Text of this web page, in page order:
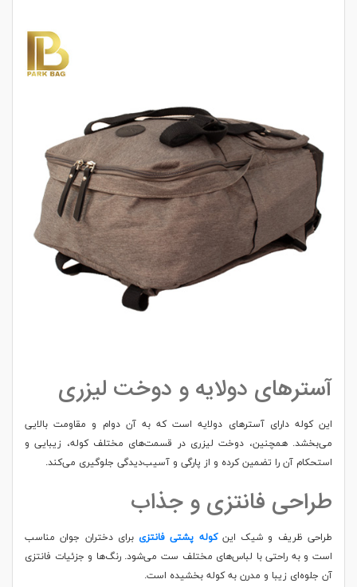
آسترهای دولایه و دوخت لیزری
این کوله دارای آسترهای دولایه است که به آن دوام و مقاومت بالایی
می‌بخشد. همچنین، دوخت لیزری در قسمت‌های مختلف کوله، زیبایی و
استحکام آن را تضمین کرده و از پارگی و آسیب‌دیدگی جلوگیری می‌کند.
طراحی فانتزی و جذاب
طراحی ظریف و شیک این کوله پشتی فانتزیبرای دختران جوان مناسب
است و به راحتی با لباس‌های مختلف ست می‌شود. رنگ‌ها و جزئیات فانتزی
آن جلوه‌ای زیبا و مدرن به کوله بخشیده است.